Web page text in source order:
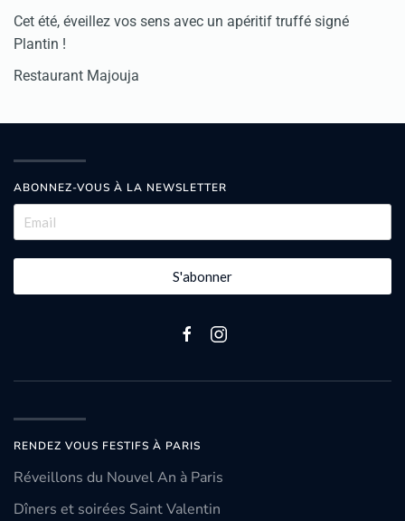
Cet été, éveillez vos sens avec un apéritif truffé signé
Plantin !
Restaurant Majouja
ABONNEZ-VOUS À LA NEWSLETTER
S'abonner
RENDEZ VOUS FESTIFS À PARIS
Réveillons du Nouvel An à Paris
Dîners et soirées Saint Valentin